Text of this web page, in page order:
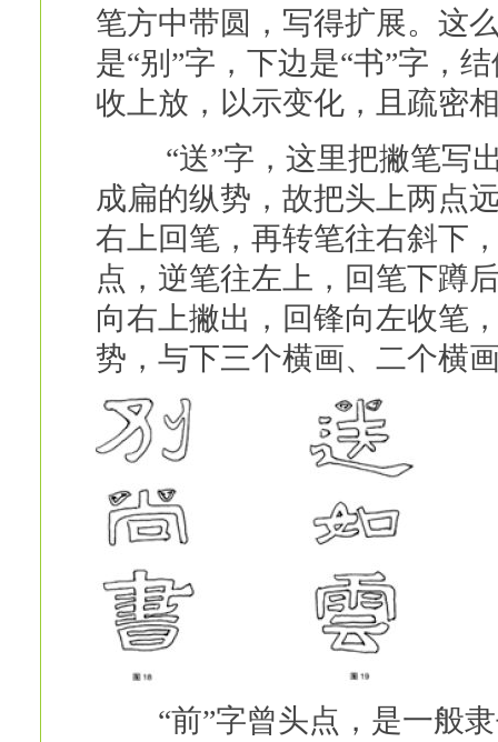
笔方中带圆，写得扩展。这
是“别”字，下边是“书”字，
收上放，以示变化，且疏密
“送”字，这里把撇笔写出
成扁的纵势，故把头上两点
右上回笔，再转笔往右斜下
点，逆笔往左上，回笔下蹲
向右上撇出，回锋向左收笔
势，与下三个横画、二个横
“前”字曾头点，是一般隶